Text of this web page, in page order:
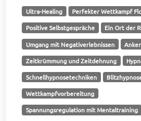
Ultra-Healing Perfekter Wettkampf
Positive Selbstgespräche Ein Ort der
Umgang mit Negativerlebnissen
Zeitkrümmung und Zeitdehnung
Schnellhypnosetechniken
Wettkampfvorbereitung
Spannungsregulation mit Mentaltraining